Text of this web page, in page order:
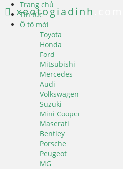
Trang chủ
Tin tức
Ô tô mới
Toyota
Honda
Ford
Mitsubishi
Mercedes
Audi
Volkswagen
Suzuki
Mini Cooper
Maserati
Bentley
Porsche
Peugeot
MG
xeotogiadinh